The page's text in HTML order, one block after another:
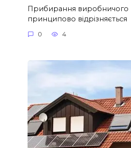
Прибирання виробничого
принципово відрізняється
0 4